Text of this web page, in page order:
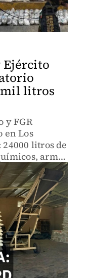
Ejército
mil litros
y FGR
en Los
litros de
armas
detenido.
operan en